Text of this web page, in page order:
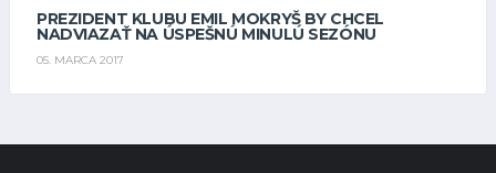
PREZIDENT KLUBU EMIL MOKRYŠ BY CHCEL
NADVIAZAŤ NA ÚSPEŠNÚ MINULÚ SEZÓNU
05. MARCA 2017